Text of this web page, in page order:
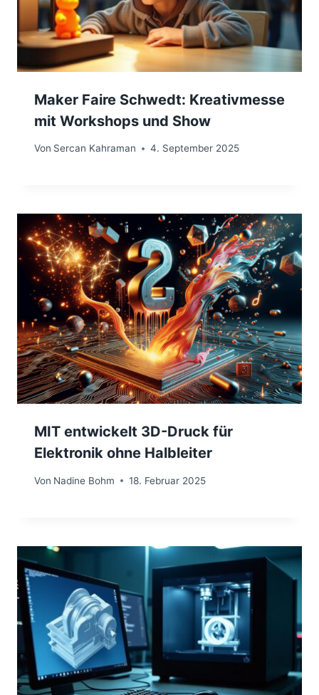
Maker Faire Schwedt: Kreativmesse
mit Workshops und Show
Von Sercan Kahraman 4. September 2025
MIT entwickelt 3D-Druck für
Elektronik ohne Halbleiter
Von Nadine Bohm 18. Februar 2025